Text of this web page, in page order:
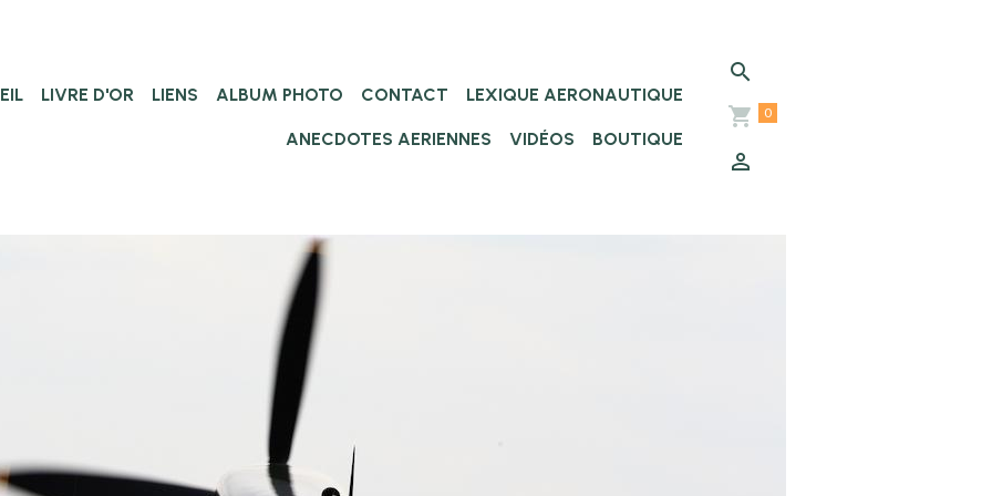
LIVRE D'OR LIENS ALBUM PHOTO CONTACT LEXIQUE AERONAUTIQUE
ANECDOTES AERIENNES VIDÉOS BOUTIQUE
0